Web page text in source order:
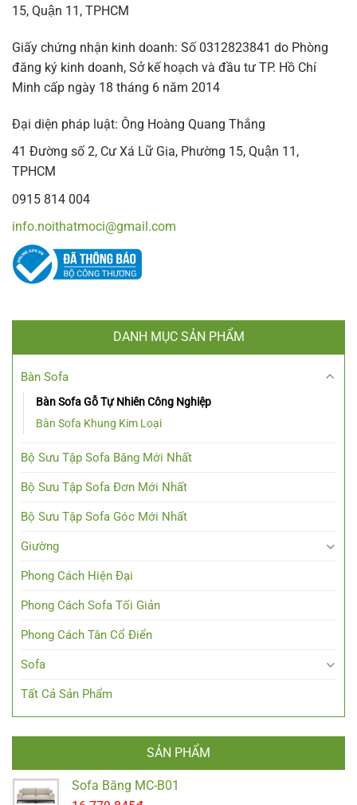
15, Quận 11, TPHCM
Giấy chứng nhận kinh doanh: Số 0312823841 do Phòng
đăng ký kinh doanh, Sở kế hoạch và đầu tư TP. Hồ Chí
Minh cấp ngày 18 tháng 6 năm 2014
Đại diện pháp luật: Ông Hoàng Quang Thắng
41 Đường số 2, Cư Xá Lữ Gia, Phường 15, Quận 11,
TPHCM
0915 814 004
info.noithatmoci@gmail.com
DANH MỤC SẢN PHẨM
Bàn Sofa
Bàn Sofa Gỗ Tự Nhiên Công Nghiệp
Bàn Sofa Khung Kim Loại
Bộ Sưu Tập Sofa Băng Mới Nhất
Bộ Sưu Tập Sofa Đơn Mới Nhất
Bộ Sưu Tập Sofa Góc Mới Nhất
Giường
Phong Cách Hiện Đại
Phong Cách Sofa Tối Giản
Phong Cách Tân Cổ Điển
Sofa
Tất Cả Sản Phẩm
SẢN PHẨM
Sofa Băng MC-B01